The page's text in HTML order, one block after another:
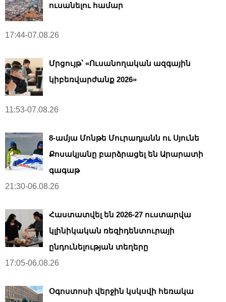
ուսանելու համար
17:44-07.08.26
Մրցույթ՝ «Ուսանողական ազգային
կիբեռվարժանք 2026»
11:53-07.08.26
8-ամյա Մոնթե Մուրադյանն ու Սյունե
Քոսակյանը բարձրացել են Արարատի
գագաթ
21:30-06.08.26
Հաստատվել են 2026-27 ուստարվա
կլինիկական ռեզիդենտուրայի
ընդունելության տեղերը
17:05-06.08.26
Օգոստոսի վերջին կսկսվի հեռակա